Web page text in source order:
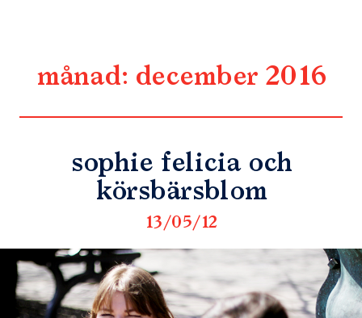
månad: december 2016
sophie felicia och
körsbärsblom
13/05/12